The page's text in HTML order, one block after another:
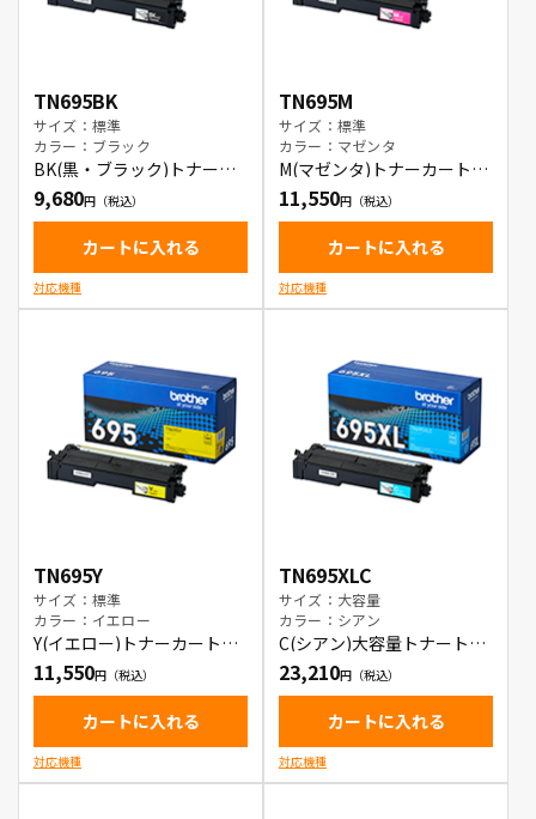
TN695BK
サイズ：標準
カラー：ブラック
BK(黒・ブラック)トナーカ
ートリッジ
9,680
カートに入れる
対応機種
TN695M
サイズ：標準
カラー：マゼンタ
M(マゼンタ)トナーカートリ
ッジ
11,550
カートに入れる
対応機種
TN695Y
サイズ：標準
カラー：イエロー
Y(イエロー)トナーカートリ
ッジ
11,550
カートに入れる
対応機種
TN695XLC
サイズ：大容量
カラー：シアン
C(シアン)大容量トナートナ
ーカートリッジ
23,210
カートに入れる
対応機種